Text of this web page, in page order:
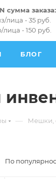
сумма заказа:
лица - 35 руб.
лица - 150 руб.
БЛОГ
— Мешки,
По